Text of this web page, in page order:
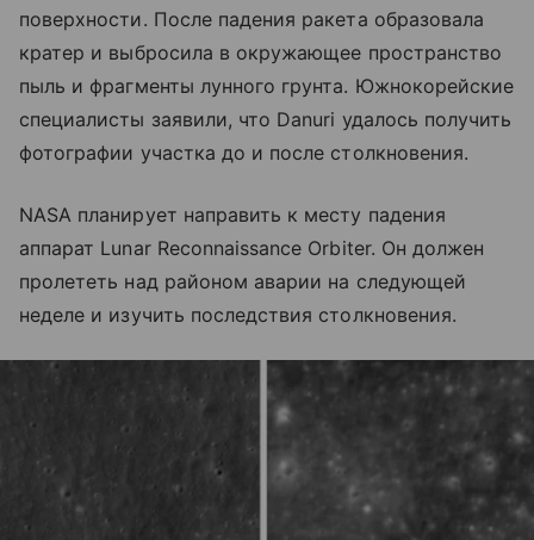
поверхности. После падения ракета образовала
кратер и выбросила в окружающее пространство
пыль и фрагменты лунного грунта. Южнокорейские
специалисты заявили, что Danuri удалось получить
фотографии участка до и после столкновения.
NASA планирует направить к месту падения
аппарат Lunar Reconnaissance Orbiter. Он должен
пролететь над районом аварии на следующей
неделе и изучить последствия столкновения.